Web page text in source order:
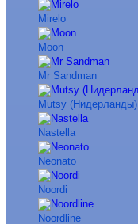
Mirelo
Moon
Mr Sandman
Mutsy (Нидерланды)
Nastella
Neonato
Noordi
Noordline